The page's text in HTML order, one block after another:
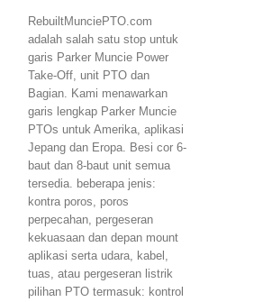
RebuiltMunciePTO.com
adalah salah satu stop untuk
garis Parker Muncie Power
Take-Off, unit PTO dan
Bagian. Kami menawarkan
garis lengkap Parker Muncie
PTOs untuk Amerika, aplikasi
Jepang dan Eropa. Besi cor 6-
baut dan 8-baut unit semua
tersedia. beberapa jenis:
kontra poros, poros
perpecahan, pergeseran
kekuasaan dan depan mount
aplikasi serta udara, kabel,
tuas, atau pergeseran listrik
pilihan PTO termasuk: kontrol